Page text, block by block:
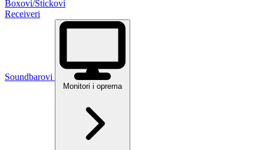
Boxovi/Stickovi
Receiveri
Soundbarovi
Monitori i oprema